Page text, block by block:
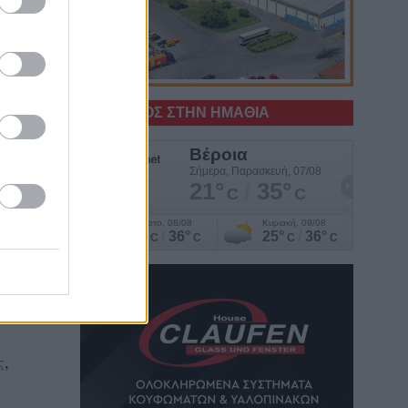
Ο ΚΑΙΡΟΣ ΣΤΗΝ ΗΜΑΘΙΑ